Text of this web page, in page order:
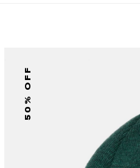
50% OFF